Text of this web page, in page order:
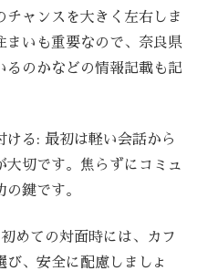
ャンスを大きく左右しま
まいも重要なので、奈良県
るのかなどの情報記載も記
ける: 最初は軽い会話から
切です。焦らずにコミュ
鍵です。
めての対面時には、カフ
、安全に配慮しましょ